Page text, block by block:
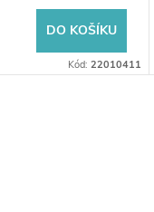
DO KOŠÍKU
Kód: 22010411